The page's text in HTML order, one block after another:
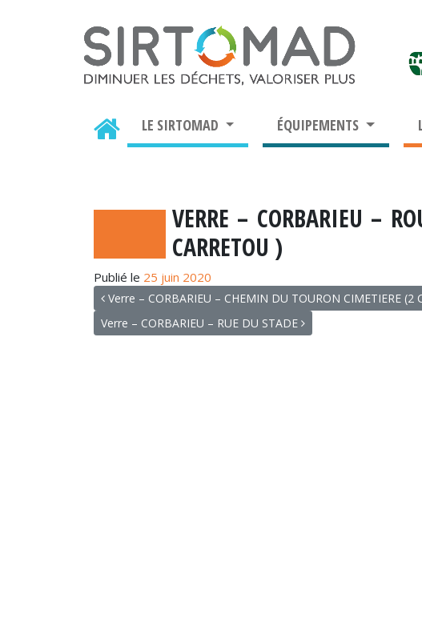
LE SIRTOMAD ÉQUIPEMENTS
VERRE – CORBARIEU –
CARRETOU )
Publié le 25 juin 2020
NAVIGATION
Verre – CORBARIEU – CHEMIN DU TOURON CIMETIERE (2
Verre – CORBARIEU – RUE DU STADE